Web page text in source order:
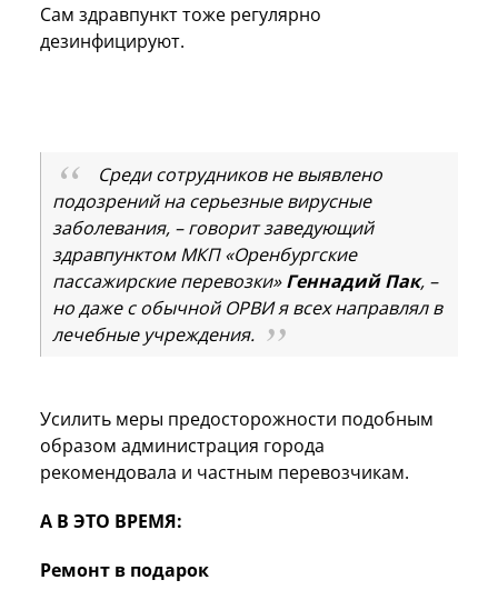
Сам здравпункт тоже регулярно
дезинфицируют.
Среди сотрудников не выявлено
подозрений на серьезные вирусные
заболевания, – говорит заведующий
здравпунктом МКП «Оренбургские
пассажирские перевозки»Геннадий Пак, –
но даже с обычной ОРВИ я всех направлял в
лечебные учреждения.
Усилить меры предосторожности подобным
образом администрация города
рекомендовала и частным перевозчикам.
А В ЭТО ВРЕМЯ:
Ремонт в подарок